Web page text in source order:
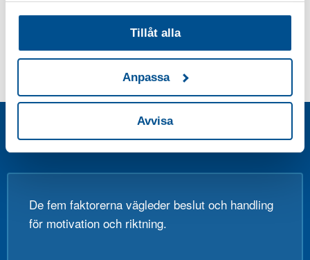
har samlat in när du har använt deras tjänster.
Tillåt alla
Anpassa
Avvisa
SIQS FEM FRAMGÅNGSFAKTORER
De fem faktorerna vägleder beslut och handling
för motivation och riktning.